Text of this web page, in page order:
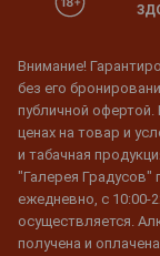
Внимание!
без его
публичной
ценах на товар и
и табачная
"Галерея Градусов"
ежедневно, с 10:00-
осуществляется.
получена и